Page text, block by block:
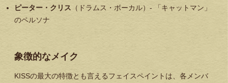
ピーター・クリス （ドラムス・ボーカル）- 「キャットマン」
のペルソナ
象徴的なメイク
KISSの最大の特徴とも言えるフェイスペイントは、各メンバ